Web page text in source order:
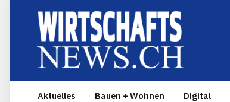
Aktuelles Bauen + Wohnen Digital